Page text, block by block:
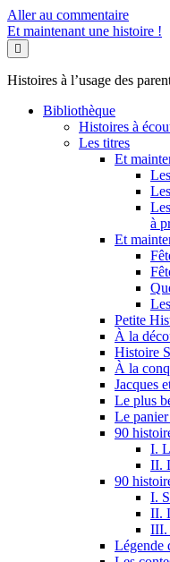
Aller au commentaire
Et maintenant une histoire !
Histoires à l’usage des
Bibliothèque
Histoires à
Les titres
Et
à
Et
Petite
À la
Histoire
À la
Jacques
Le plus
Le panier
90
I.
II.
90
I.
II.
III.
Légende